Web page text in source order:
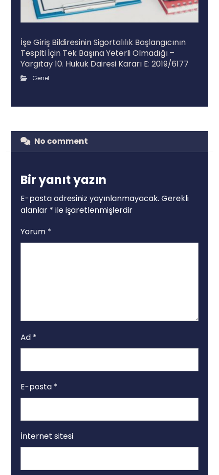
İşe Giriş Bildiresinin Sigortalılık Başlangıcının
Tespiti İçin Tek Başına Yeterli Olmadığı –
Yargıtay 10. Hukuk Dairesi Kararı E: 2019/6177
Genel
No comment
Bir yanıt yazın
E-posta adresiniz yayınlanmayacak. Gerekli
alanlar * ile işaretlenmişlerdir
Yorum *
Ad *
E-posta *
İnternet sitesi